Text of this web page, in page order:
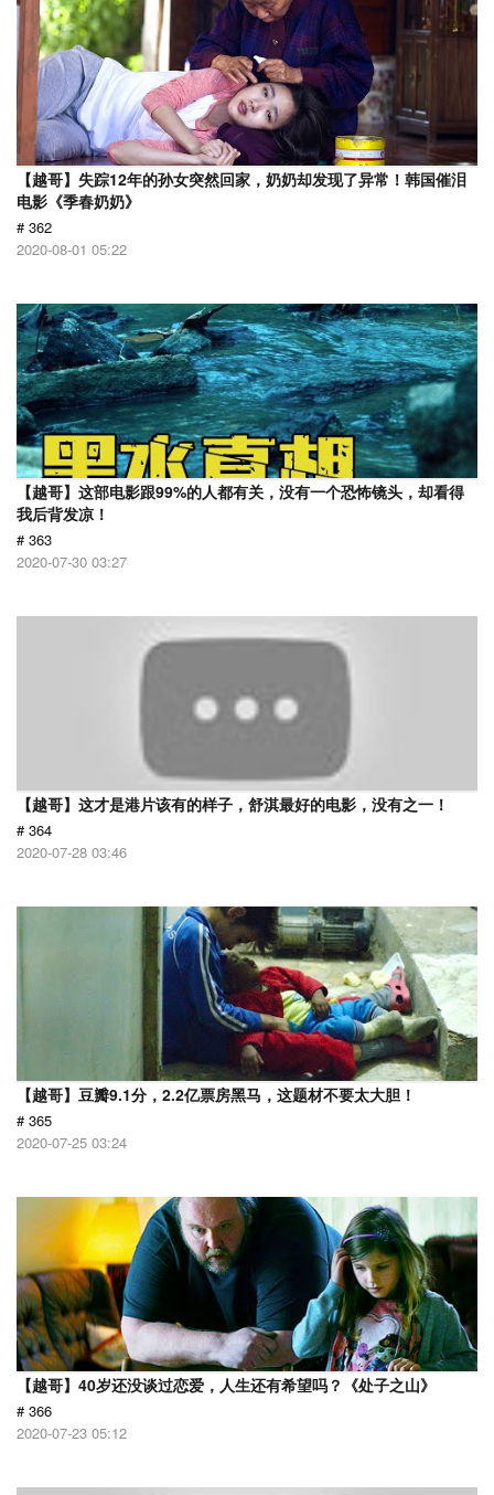
【越哥】失踪12年的孙女突然回家，奶奶却发现了异常！韩国催泪
电影《季春奶奶》
# 362
2020-08-01 05:22
【越哥】这部电影跟99%的人都有关，没有一个恐怖镜头，却看得
我后背发凉！
# 363
2020-07-30 03:27
【越哥】这才是港片该有的样子，舒淇最好的电影，没有之一！
# 364
2020-07-28 03:46
【越哥】豆瓣9.1分，2.2亿票房黑马，这题材不要太大胆！
# 365
2020-07-25 03:24
【越哥】40岁还没谈过恋爱，人生还有希望吗？《处子之山》
# 366
2020-07-23 05:12